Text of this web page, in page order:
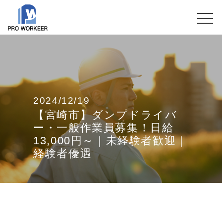
2024/12/19
【宮崎市】ダンプドライバ
ー・一般作業員募集！日給
13,000円～｜未経験者歓迎｜
経験者優遇